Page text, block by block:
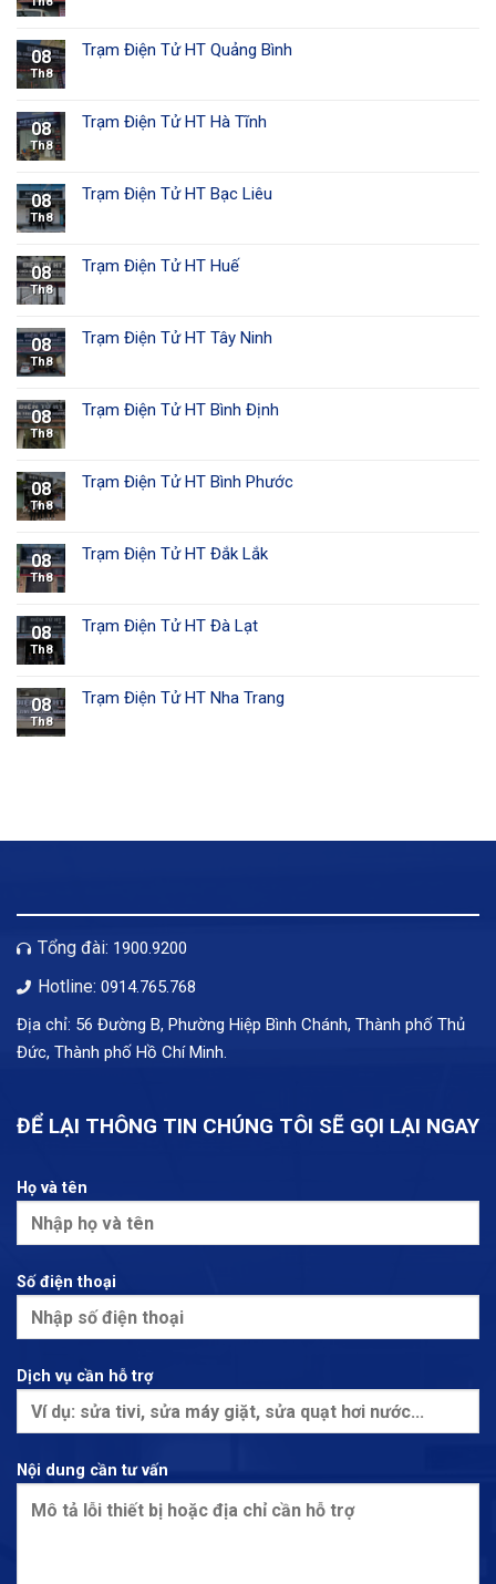
08
Th8
Trạm Điện Tử HT Quảng Bình
08
Th8
Trạm Điện Tử HT Hà Tĩnh
08
Th8
Trạm Điện Tử HT Bạc Liêu
08
Th8
Trạm Điện Tử HT Huế
08
Th8
Trạm Điện Tử HT Tây Ninh
08
Th8
Trạm Điện Tử HT Bình Định
08
Th8
Trạm Điện Tử HT Bình Phước
08
Th8
Trạm Điện Tử HT Đắk Lắk
08
Th8
Trạm Điện Tử HT Đà Lạt
08
Th8
Trạm Điện Tử HT Nha Trang
Tổng đài: 1900.9200
Hotline: 0914.765.768
Địa chỉ: 56 Đường B, Phường Hiệp Bình Chánh, Thành phố Thủ
Đức, Thành phố Hồ Chí Minh.
ĐỂ LẠI THÔNG TIN CHÚNG TÔI SẼ GỌI LẠI NGAY
Họ và tên
Số điện thoại
Dịch vụ cần hỗ trợ
Nội dung cần tư vấn